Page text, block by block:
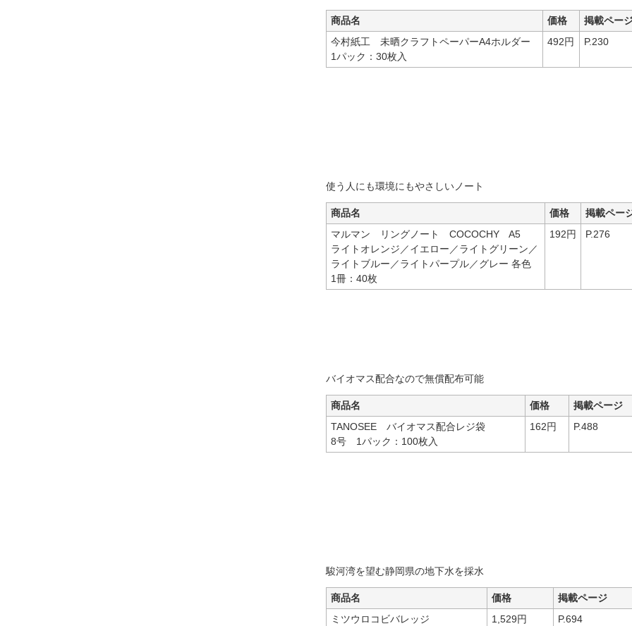
商品名 価格
掲載ペー
今村紙工 未晒クラフトペーパーA4ホルダー
1パック：30枚入
492円 P.230
使う人にも環境にもやさしいノート
商品名 価格
掲載ペー
マルマン リングノート COCOCHY A5
ライトオレンジ／イエロー／ライトグリーン／
ライトブルー／ライトパープル／グレー 各色
1冊：40枚
192円 P.276
バイオマス配合なので無償配布可能
商品名 価格
掲載ページ
TANOSEE バイオマス配合レジ袋
8号 1パック：100枚入
162円 P.488
駿河湾を望む静岡県の地下水を採水
商品名 価格
掲載ページ
ミツウロコビバレッジ
1,529円 P.694